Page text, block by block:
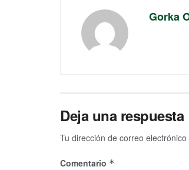
Gorka
Deja una respuesta
Tu dirección de correo
Comentario *